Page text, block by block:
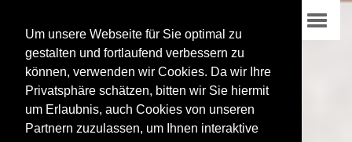
Um unsere Webseite für Sie optimal zu
gestalten und fortlaufend verbessern zu
können, verwenden wir Cookies. Da wir Ihre
Privatsphäre schätzen, bitten wir Sie hiermit
um Erlaubnis, auch Cookies von unseren
Partnern zuzulassen, um Ihnen interaktive